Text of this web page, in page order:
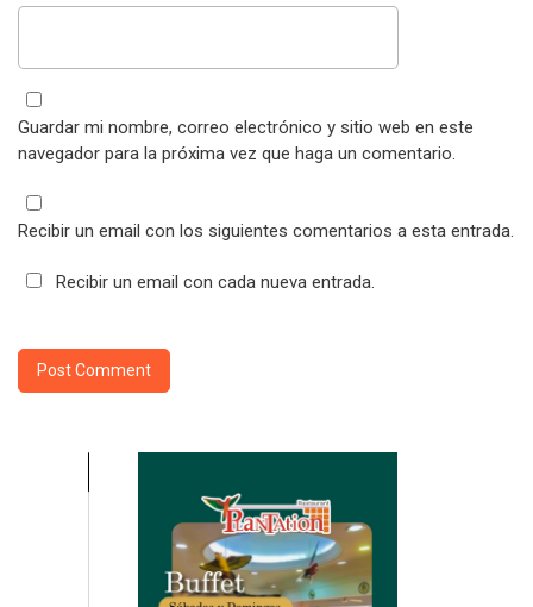
Guardar mi nombre, correo electrónico y sitio web en este
navegador para la próxima vez que haga un comentario.
Recibir un email con los siguientes comentarios a esta entrada.
Recibir un email con cada nueva entrada.